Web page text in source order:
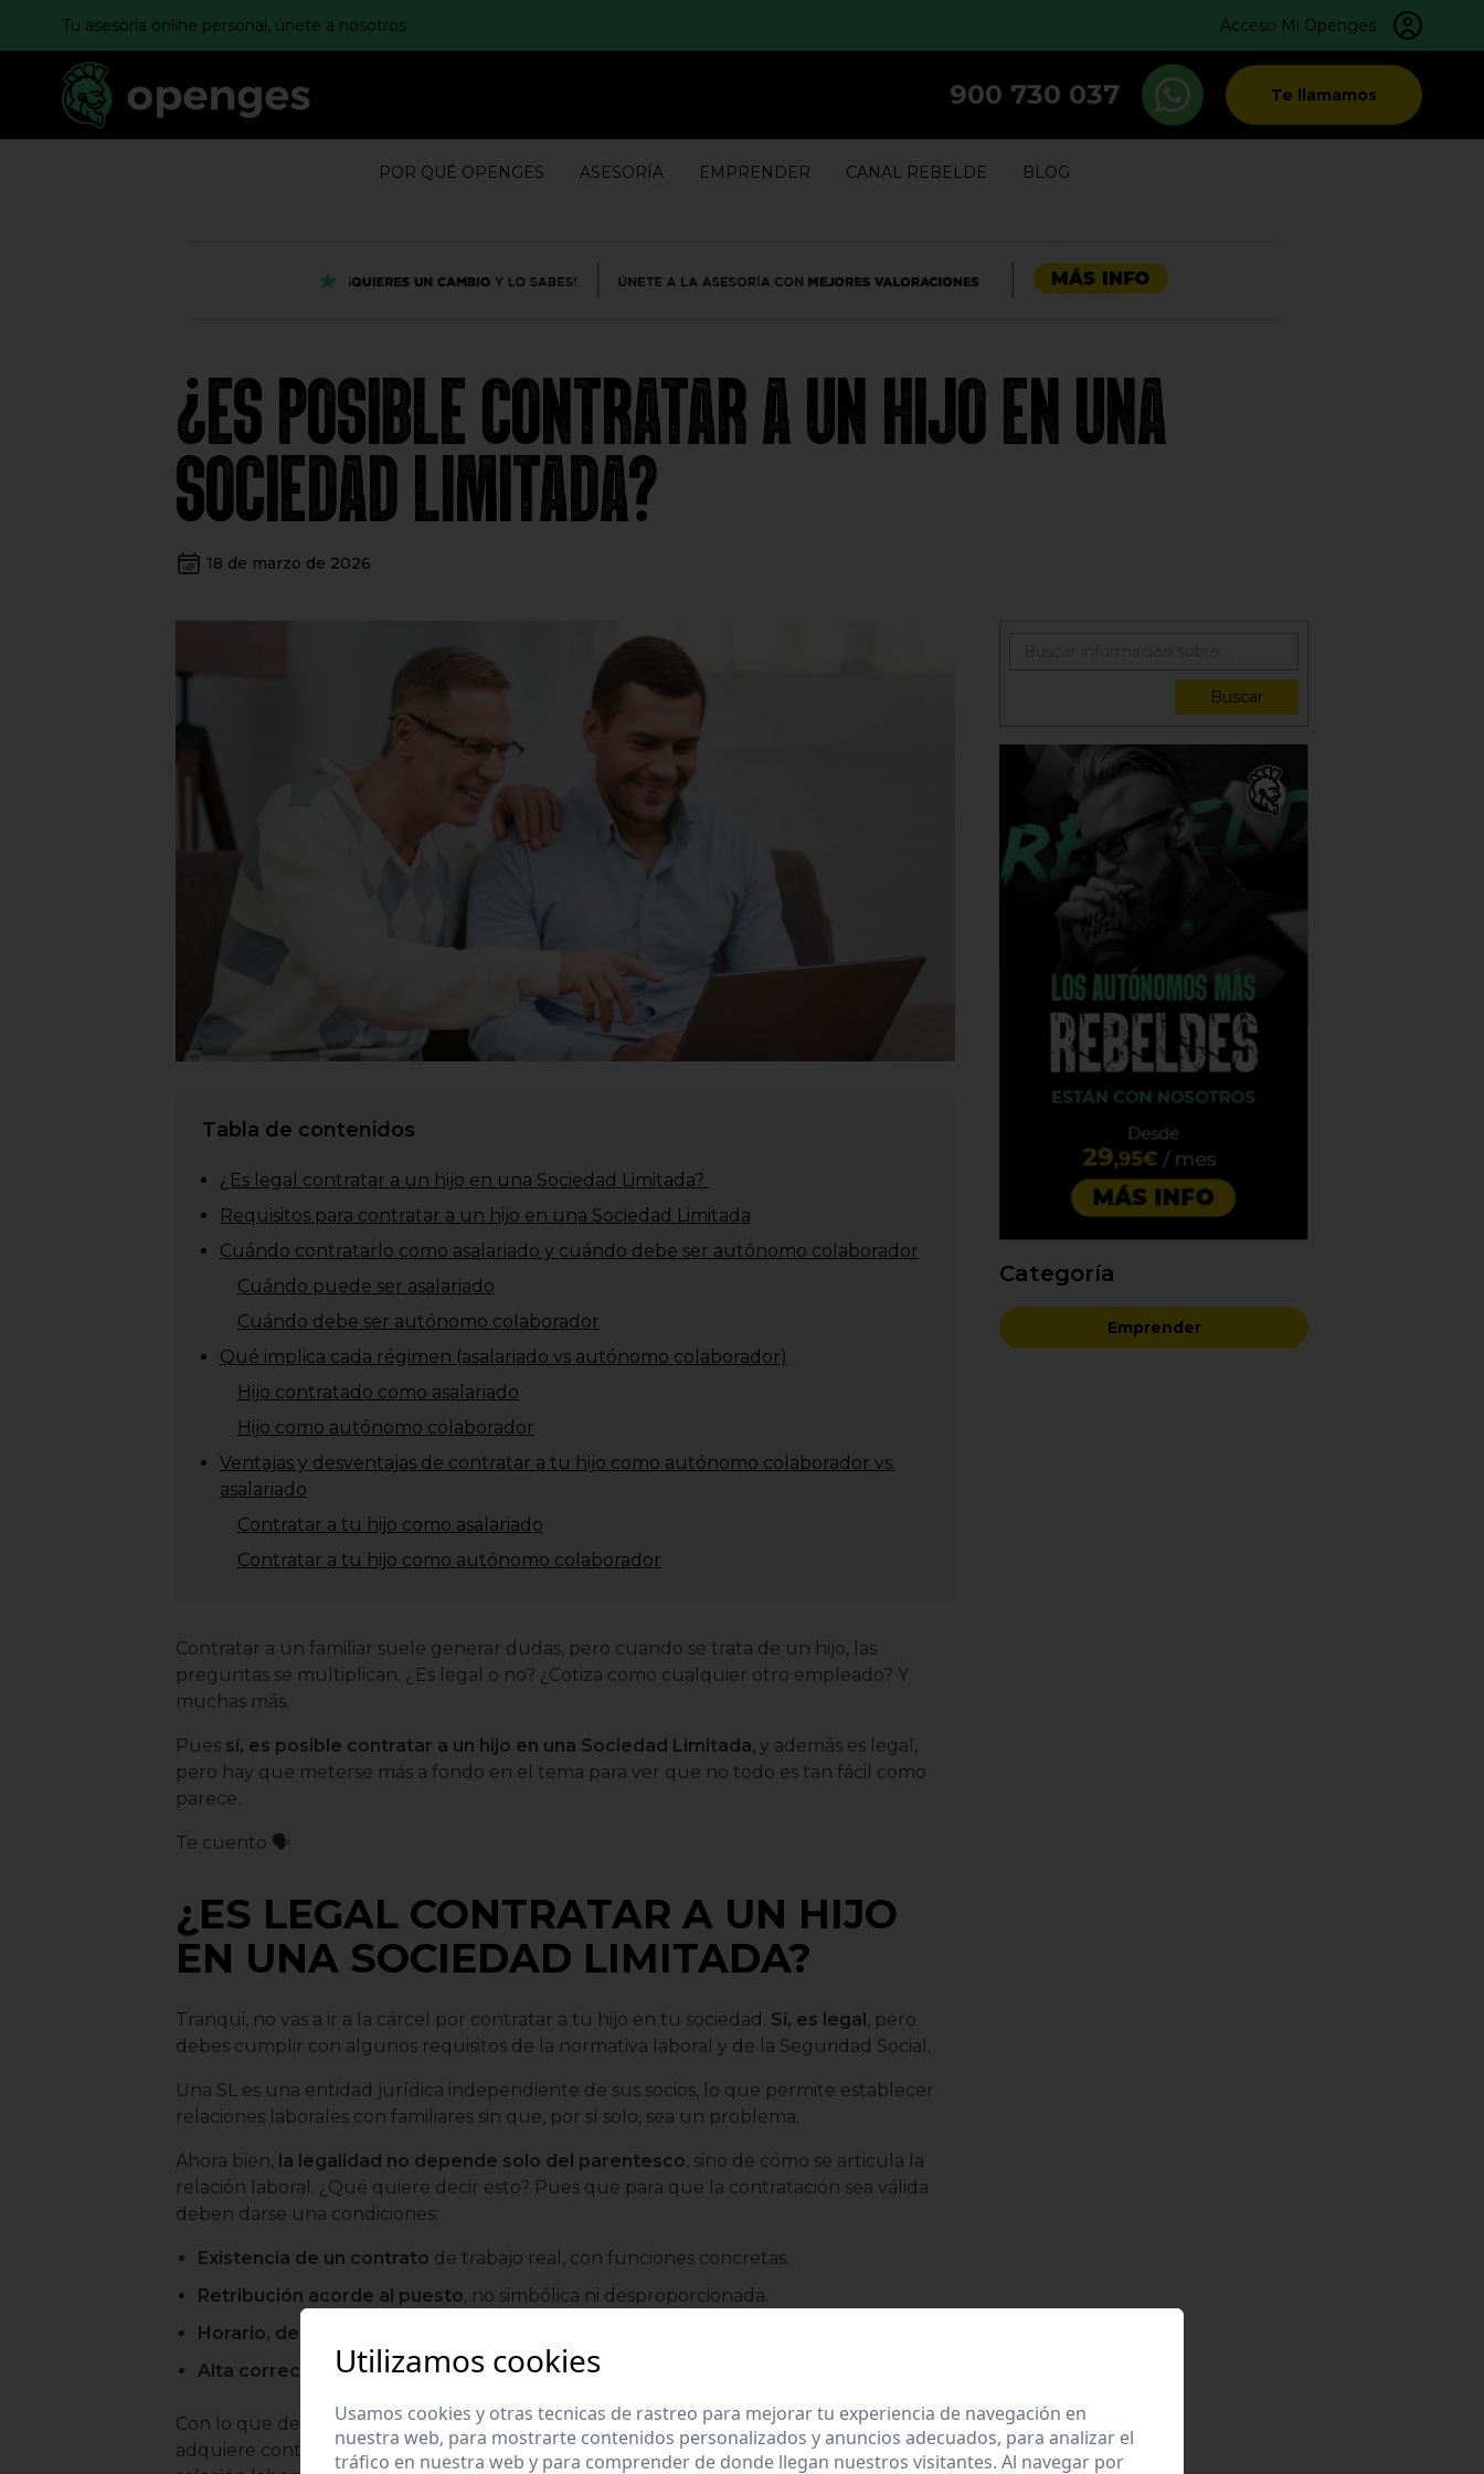
Tu asesoría online personal, únete a nosotros Acceso Mi Openges
900 730 037 Te llamamos
POR QUÉ OPENGES ASESORÍA EMPRENDER CANAL REBELDE BLOG
¿ES POSIBLE CONTRATAR A UN HIJO EN UNA
SOCIEDAD LIMITADA?
18 de marzo de 2026
Tabla de contenidos
¿Es legal contratar a un hijo en una Sociedad Limitada?
Requisitos para contratar a un hijo en una Sociedad Limitada
Cuándo contratarlo como asalariado y cuándo debe ser autónomo colaborador
Cuándo puede ser asalariado
Cuándo debe ser autónomo colaborador
Qué implica cada régimen (asalariado vs autónomo colaborador)
Hijo contratado como asalariado
Hijo como autónomo colaborador
Ventajas y desventajas de contratar a tu hijo como autónomo colaborador vs.
asalariado
Contratar a tu hijo como asalariado
Contratar a tu hijo como autónomo colaborador
Contratar a un familiar suele generar dudas, pero cuando se trata de un hijo, las
preguntas se multiplican. ¿Es legal o no? ¿Cotiza como cualquier otro empleado? Y
muchas más.
Pues sí, es posible contratar a un hijo en una Sociedad Limitada, y además es legal,
pero hay que meterse más a fondo en el tema para ver que no todo es tan fácil como
parece.
Te cuento 🗣️
¿ES LEGAL CONTRATAR A UN HIJO
EN UNA SOCIEDAD LIMITADA?
Tranqui, no vas a ir a la cárcel por contratar a tu hijo en tu sociedad. Sí, es legal, pero
debes cumplir con algunos requisitos de la normativa laboral y de la Seguridad Social.
Una SL es una entidad jurídica independiente de sus socios, lo que permite establecer
relaciones laborales con familiares sin que, por sí solo, sea un problema.
Ahora bien, la legalidad no depende solo del parentesco, sino de cómo se articula la
relación laboral. ¿Qué quiere decir esto? Pues que para que la contratación sea válida
deben darse una condiciones:
Existencia de un contrato de trabajo real, con funciones concretas.
Retribución acorde al puesto, no simbólica ni desproporcionada.
Horario, dependencia y organización
Alta correcta en la Seguridad Socialantes de iniciar la actividad.
Con lo que deberás tener mil ojos es con el control de la sociedad. Si el hijo tiene o
adquiere control efectivo de la SL, la Seguridad Social puede entender que no existe
Buscar
Categoría
Emprender
Utilizamos cookies
Usamos cookies y otras tecnicas de rastreo para mejorar tu experiencia de navegación en
nuestra web, para mostrarte contenidos personalizados y anuncios adecuados, para analizar el
tráfico en nuestra web y para comprender de donde llegan nuestros visitantes. Al navegar por